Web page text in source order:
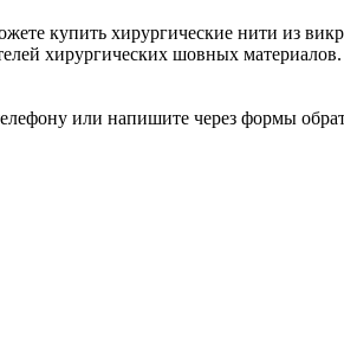
купить хирургические нити из
хирургических шовных
или напишите через формы